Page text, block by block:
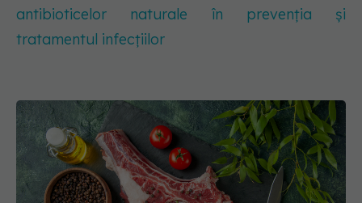
antibioticelor naturale în prevenția și
tratamentul infecțiilor